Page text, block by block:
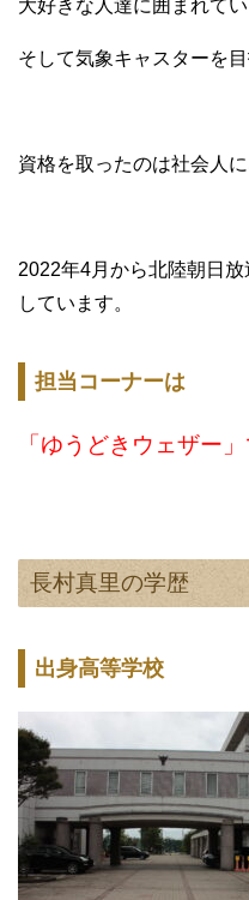
大好きな人達に囲まれてい
そして気象キャスターを
資格を取ったのは社会人に
2022年4月から北陸朝日
しています。
担当コーナーは
「ゆうどきウェザー」
長村真里の学歴
出身高等学校